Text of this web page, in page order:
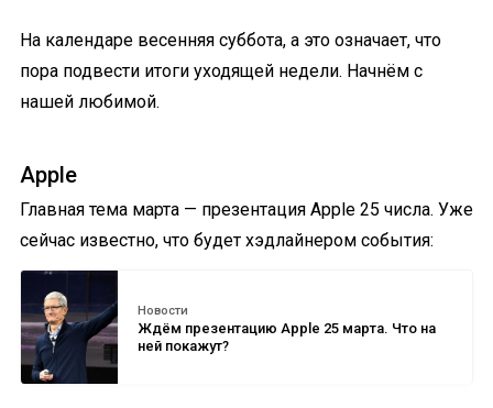
На календаре весенняя суббота, а это означает, что
пора подвести итоги уходящей недели. Начнём с
нашей любимой.
Apple
Главная тема марта — презентация Apple 25 числа. Уже
сейчас известно, что будет хэдлайнером события:
Новости
Ждём презентацию Apple 25 марта. Что на
ней покажут?